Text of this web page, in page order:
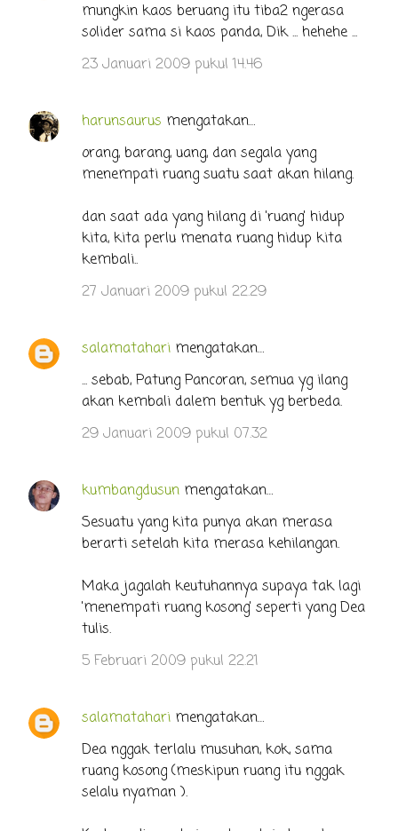
mungkin kaos beruang itu tiba2 ngerasa
solider sama si kaos panda, Dik ... hehehe ...
23 Januari 2009 pukul 14.46
harunsaurus mengatakan…
orang, barang, uang, dan segala yang
menempati ruang suatu saat akan hilang.
dan saat ada yang hilang di 'ruang' hidup
kita, kita perlu menata ruang hidup kita
kembali..
27 Januari 2009 pukul 22.29
salamatahari mengatakan…
... sebab, Patung Pancoran, semua yg ilang
akan kembali dalem bentuk yg berbeda.
29 Januari 2009 pukul 07.32
kumbangdusun mengatakan…
Sesuatu yang kita punya akan merasa
berarti setelah kita merasa kehilangan.
Maka jagalah keutuhannya supaya tak lagi
'menempati ruang kosong' seperti yang Dea
tulis.
5 Februari 2009 pukul 22.21
salamatahari mengatakan…
Dea nggak terlalu musuhan, kok, sama
ruang kosong (meskipun ruang itu nggak
selalu nyaman ).